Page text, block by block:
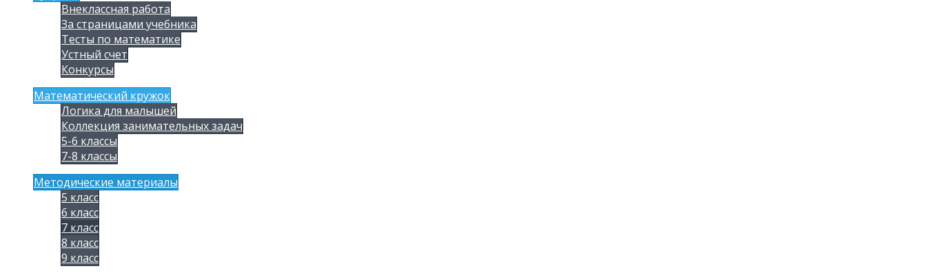
Внеклассная работа
За страницами учебника
Тесты по математике
Устный счет
Конкурсы
Математический кружок
Логика для малышей
Коллекция занимательных задач
5-6 классы
7-8 классы
Методические материалы
5 класс
6 класс
7 класс
8 класс
9 класс